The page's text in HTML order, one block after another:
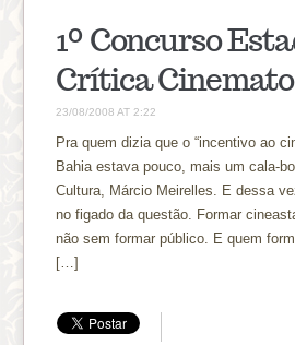
1º Concurso
Crítica
23/08/2008 AT 2:22
Pra quem dizia que o “incentivo ao
Bahia estava pouco, mais um cala-
Cultura, Márcio Meirelles. E dessa
no figado da questão. Formar
não sem formar público. E quem
[…]